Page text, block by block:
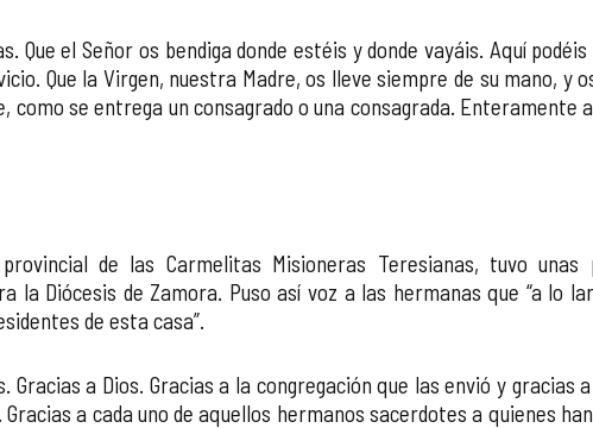
Que el Señor os bendiga donde estéis y donde vayáis. Aquí
Que la Virgen, nuestra Madre, os lleve siempre de su mano, y
se entrega un consagrado o una consagrada. Enteramente
de las Carmelitas Misioneras Teresianas, tuvo
Diócesis de Zamora. Puso así voz a las hermanas que “a lo
de esta casa”.
a Dios. Gracias a la congregación que las envió y gracias
a cada uno de aquellos hermanos sacerdotes a quienes